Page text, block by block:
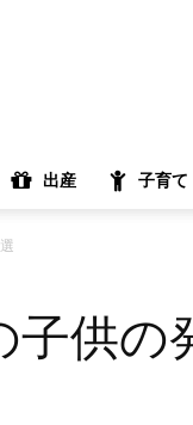
出産 子育て
子供の